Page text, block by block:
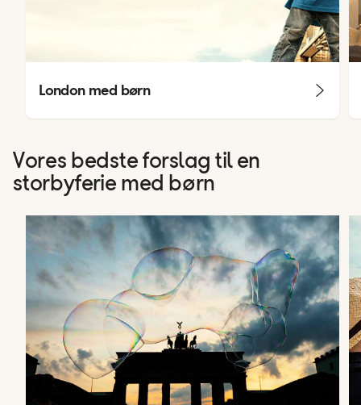
London med børn
Vores bedste forslag til en
storbyferie med børn